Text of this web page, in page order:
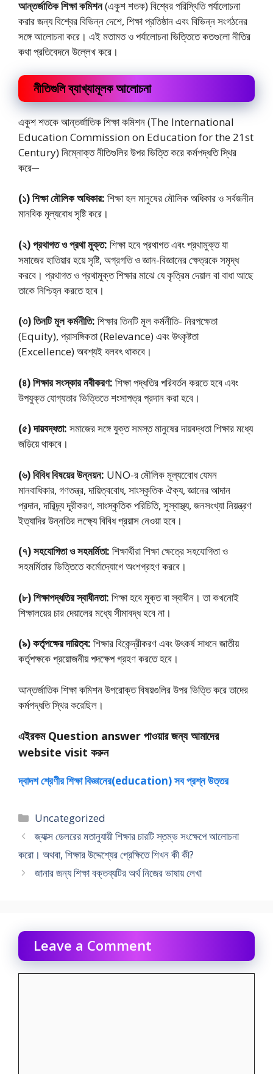
আন্তর্জাতিক শিক্ষা কমিশন(একুশ শতক) বিশ্বের পরিস্থিতি পর্যালোচনা
করার জন্য বিশ্বের বিভিন্ন দেশে, শিক্ষা প্রতিষ্ঠান এবং বিভিন্ন সংগঠনের
সঙ্গে আলােচনা করে। এই মতামত ও পর্যালোচনা ভিত্তিতে কতগুলো নীতির
কথা প্রতিবেদনে উল্লেখ করে।
নীতিগুলি ব্যাখ্যামূলক আলোচনা
একুশ শতকে আন্তর্জাতিক শিক্ষা কমিশন (The International
Education Commission on Education for the 21st
Century) নিম্নোক্ত নীতিগুলির উপর ভিত্তি করে কর্মপদ্ধতি স্থির
করে─
(১) শিক্ষা মৌলিক অধিকার: শিক্ষা হল মানুষের মৌলিক অধিকার ও সর্বজনীন
মানবিক মূল্যবোধ সৃষ্টি করে।
(২) প্রথাগত ও প্রথা মুক্ত: শিক্ষা হবে প্রথাগত এবং প্রথামুক্ত যা
সমাজের হাতিয়ার হয়ে সৃষ্টি, অগ্রগতি ও জ্ঞান-বিজ্ঞানের ক্ষেত্রকে সমৃদ্ধ
করবে। প্রথাগত ও প্রথামুক্ত শিক্ষার মাঝে যে কৃত্রিম দেয়াল বা বাধা আছে
তাকে নিশ্চিহ্ন করতে হবে।
(৩) তিনটি মূল কর্মনীতি: শিক্ষার তিনটি মূল কর্মনীতি- নিরপক্ষেতা
(Equity), প্রাসঙ্গিকতা (Relevance) এবং উৎকৃষ্টতা
(Excellence) অবশ্যই বলবৎ থাকবে।
(৪) শিক্ষার সংস্কার নবীকরণ: শিক্ষা পদ্ধতির পরিবর্তন করতে হবে এবং
উপযুক্ত যােগ্যতার ভিত্তিতে শংসাপত্র প্রদান করা হবে।
(৫) দায়বদ্ধতা: সমাজের সঙ্গে যুক্ত সমস্ত মানুষের দায়বদ্ধতা শিক্ষার মধ্যে
জড়িয়ে থাকবে।
(৬) বিবিধ বিষয়ের উন্নয়ন: UNO-র মৌলিক মূল্যবোেধ যেমন
মানবাধিকার, গণতন্ত্র, দায়িত্ববােধ, সাংস্কৃতিক ঐক্য, জ্ঞানের আদান
প্রদান, দারিদ্র্য দূরীকরণ, সাংস্কৃতিক পরিচিতি, সুস্বাস্থ্য, জনসংখ্যা নিয়ন্ত্রণ
ইত্যাদির উন্নতির লক্ষ্যে বিবিধ প্রয়াস নেওয়া হবে।
(৭) সহযােগিতা ও সহমর্মিতা: শিক্ষার্থীরা শিক্ষা ক্ষেত্রে সহযােগিতা ও
সহমর্মিতার ভিত্তিতে কর্মোদ্যোগে অংশগ্রহণ করবে।
(৮) শিক্ষাপদ্ধতির স্বাধীনতা: শিক্ষা হবে মুক্ত বা স্বাধীন। তা কখনােই
শিক্ষালয়ের চার দেয়ালের মধ্যে সীমাবদ্ধ হবে না।
(৯) কর্তৃপক্ষের দায়িত্ব: শিক্ষার বিকেন্দ্রীকরণ এবং উৎকর্ষ সাধনে জাতীয়
কর্তৃপক্ষকে প্রয়ােজনীয় পদক্ষেপ গ্রহণ করতে হবে।
আন্তর্জাতিক শিক্ষা কমিশন উপরোক্ত বিষয়গুলির উপর ভিত্তি করে তাদের
কর্মপদ্ধতি স্থির করেছিল।
এইরকম Question answer পাওয়ার জন্য আমাদের
website visit করুন
দ্বাদশ শ্রেণীর শিক্ষা বিজ্ঞানের(education) সব প্রশ্ন উত্তর
Categories
Uncategorized
জ্যাক্স ডেলরের মতানুযায়ী শিক্ষার চারটি স্তম্ভ সংক্ষেপে আলােচনা
করাে। অথবা, শিক্ষার উদ্দেশ্যের প্রেক্ষিতে শিখন কী কী?
জানার জন্য শিক্ষা বক্তব্যটির অর্থ নিজের ভাষায় লেখা
Leave a Comment